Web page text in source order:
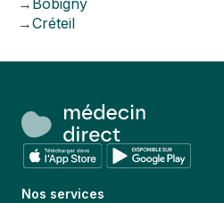
→ Bobigny
→Créteil
Nos services